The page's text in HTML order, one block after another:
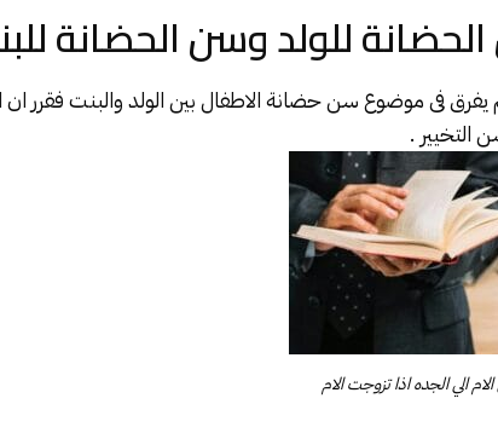
للولد وسن الحضانة
التخيير .
الي الجده اذا تزوجت الام